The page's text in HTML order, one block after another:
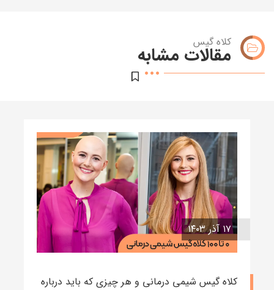
کلاه گیس
مقالات مشابه
۱۷ آذر ۱۴۰۳
کلاه گیس شیمی درمانی و هر چیزی که باید درباره